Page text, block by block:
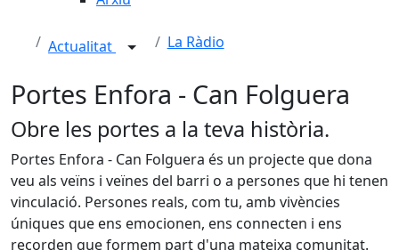
Actualitat La Ràdio
Portes Enfora - Can Folguera
Obre les portes a la teva història.
Portes Enfora - Can Folguera és un projecte que dona
veu als veïns i veïnes del barri o a persones que hi tenen
vinculació. Persones reals, com tu, amb vivències
úniques que ens emocionen, ens connecten i ens
recorden que formem part d'una mateixa comunitat.